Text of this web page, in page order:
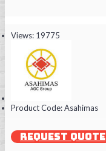
Views: 19775
Product Code:Asahimas
REQUEST QUOTE